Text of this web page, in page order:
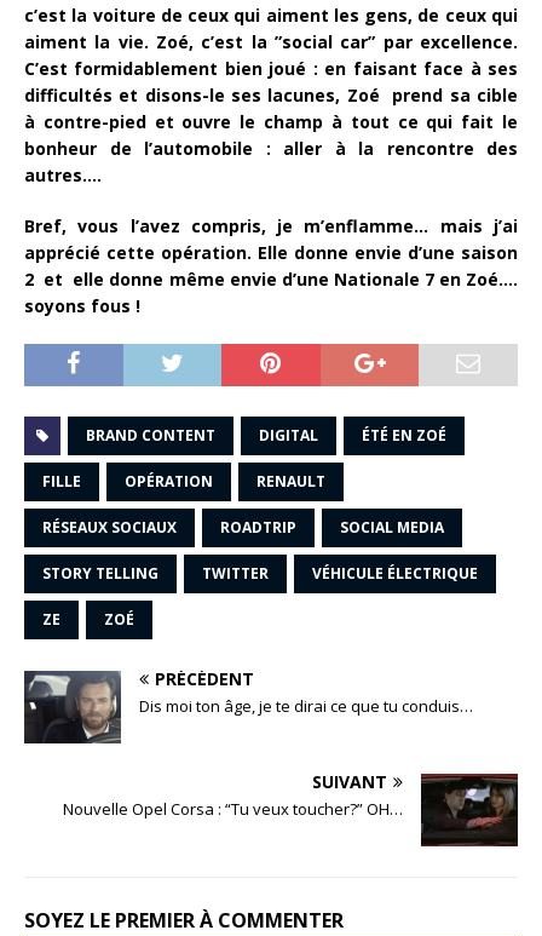
c’est la voiture de ceux qui aiment les gens, de ceux qui
aiment la vie. Zoé, c’est la ”social car” par excellence.
C’est formidablement bien joué : en faisant face à ses
difficultés et disons-le ses lacunes, Zoé prend sa cible
à contre-pied et ouvre le champ à tout ce qui fait le
bonheur de l’automobile : aller à la rencontre des
autres….
Bref, vous l’avez compris, je m’enflamme… mais j’ai
apprécié cette opération. Elle donne envie d’une saison
2 et elle donne même envie d’une Nationale 7 en Zoé….
soyons fous !
BRAND CONTENT DIGITAL ÉTÉ EN ZOÉ
FILLE OPÉRATION RENAULT
RÉSEAUX SOCIAUX ROADTRIP SOCIAL MEDIA
STORY TELLING TWITTER VÉHICULE ÉLECTRIQUE
ZE ZOÉ
PRÉCÉDENT
Dis moi ton âge, je te dirai ce que tu conduis…
SUIVANT
Nouvelle Opel Corsa : “Tu veux toucher?” OH…
SOYEZ LE PREMIER À COMMENTER